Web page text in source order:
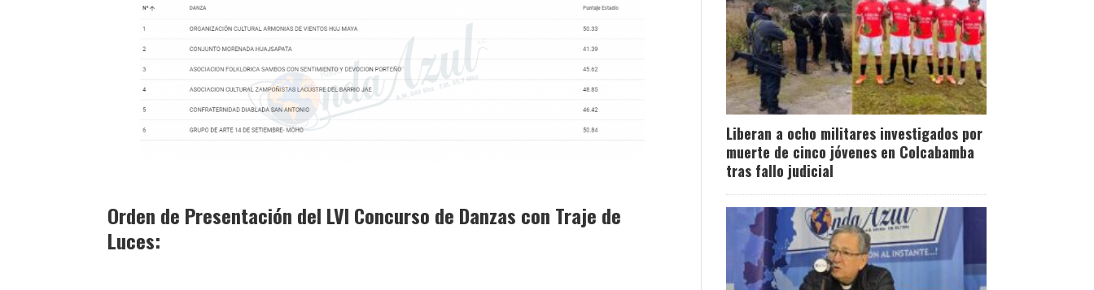
Orden de Presentación del LVI Concurso de Danzas con Traje de
Luces:
Liberan a ocho militares investigados por
muerte de cinco jóvenes en Colcabamba
tras fallo judicial